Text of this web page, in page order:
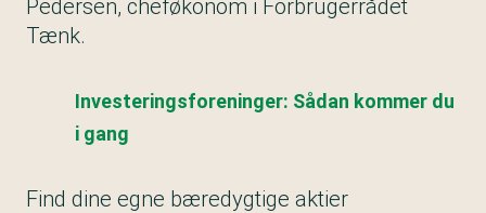
Pedersen, cheføkonom i Forbrugerrådet
Tænk.
Investerings­foreninger: Sådan kommer du
i gang
Find dine egne bæredygtige aktier